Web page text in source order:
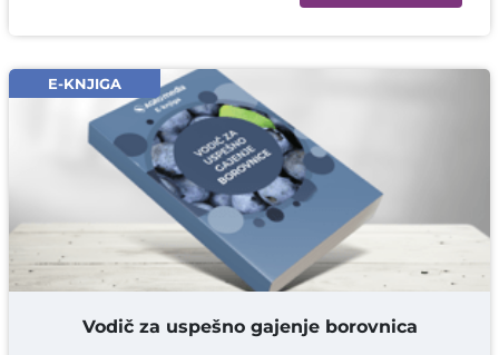
Email* obavezno
Komentar* obavezno
DODAJ KOMENTAR
E-KNJIGA
Vodič za uspešno gajenje borovnica